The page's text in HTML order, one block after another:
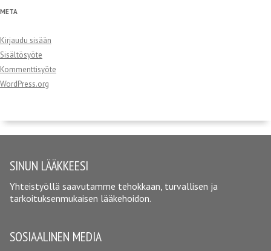
META
Kirjaudu sisään
Sisältösyöte
Kommenttisyöte
WordPress.org
SINUN LÄÄKKEESI
Yhteistyöllä saavutamme tehokkaan, turvallisen ja
tarkoituksenmukaisen lääkehoidon.
SOSIAALINEN MEDIA